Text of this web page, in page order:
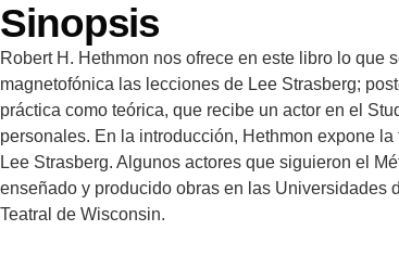
Sinopsis
Robert H. Hethmon nos ofrece en este libro lo que
magnetofónica las lecciones de Lee Strasberg;
práctica como teórica, que recibe un actor en el
personales. En la introducción, Hethmon expone
Lee Strasberg. Algunos actores que siguieron el
enseñado y producido obras en las Universidades
Teatral de Wisconsin.